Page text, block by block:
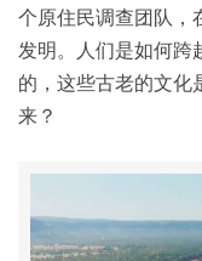
个原住民调查团队，
发明。人们是如何跨
的，这些古老的文化
来？